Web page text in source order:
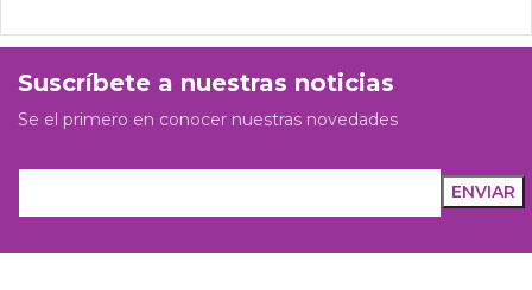
Suscríbete a nuestras noticias
Se el primero en conocer nuestras novedades